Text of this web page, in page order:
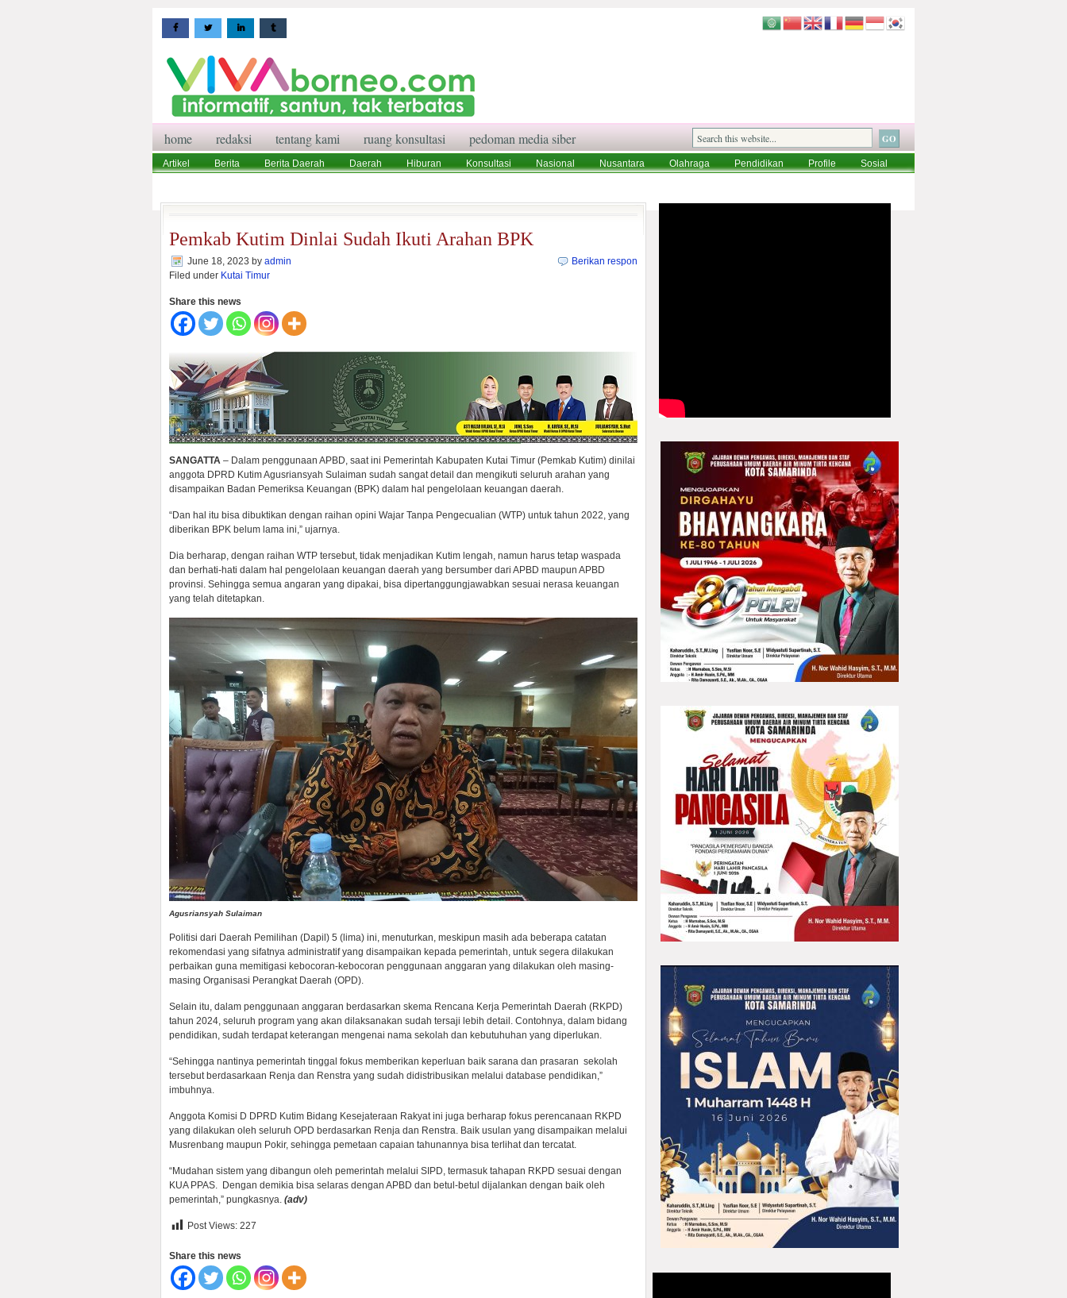
home redaksi tentang kami ruang konsultasi pedoman media siber
Artikel Berita Berita Daerah Daerah Hiburan Konsultasi Nasional Nusantara Olahraga Pendidikan Profile
Sosial
Pemkab Kutim Dinlai Sudah Ikuti Arahan BPK
June 18, 2023 by admin
Filed under Kutai Timur
Berikan respon
Share this news
SANGATTA – Dalam penggunaan APBD, saat ini Pemerintah Kabupaten Kutai Timur (Pemkab Kutim) dinilai
anggota DPRD Kutim Agusriansyah Sulaiman sudah sangat detail dan mengikuti seluruh arahan yang
disampaikan Badan Pemeriksa Keuangan (BPK) dalam hal pengelolaan keuangan daerah.
“Dan hal itu bisa dibuktikan dengan raihan opini Wajar Tanpa Pengecualian (WTP) untuk tahun 2022, yang
diberikan BPK belum lama ini,” ujarnya.
Dia berharap, dengan raihan WTP tersebut, tidak menjadikan Kutim lengah, namun harus tetap waspada
dan berhati-hati dalam hal pengelolaan keuangan daerah yang bersumber dari APBD maupun APBD
provinsi. Sehingga semua angaran yang dipakai, bisa dipertanggungjawabkan sesuai nerasa keuangan
yang telah ditetapkan.
Agusriansyah Sulaiman
Politisi dari Daerah Pemilihan (Dapil) 5 (lima) ini, menuturkan, meskipun masih ada beberapa catatan
rekomendasi yang sifatnya administratif yang disampaikan kepada pemerintah, untuk segera dilakukan
perbaikan guna memitigasi kebocoran-kebocoran penggunaan anggaran yang dilakukan oleh masing-
masing Organisasi Perangkat Daerah (OPD).
Selain itu, dalam penggunaan anggaran berdasarkan skema Rencana Kerja Pemerintah Daerah (RKPD)
tahun 2024, seluruh program yang akan dilaksanakan sudah tersaji lebih detail. Contohnya, dalam bidang
pendidikan, sudah terdapat keterangan mengenai nama sekolah dan kebutuhuhan yang diperlukan.
“Sehingga nantinya pemerintah tinggal fokus memberikan keperluan baik sarana dan prasaran sekolah
tersebut berdasarkaan Renja dan Renstra yang sudah didistribusikan melalui database pendidikan,”
imbuhnya.
Anggota Komisi D DPRD Kutim Bidang Kesejateraan Rakyat ini juga berharap fokus perencanaan RKPD
yang dilakukan oleh seluruh OPD berdasarkan Renja dan Renstra. Baik usulan yang disampaikan melalui
Musrenbang maupun Pokir, sehingga pemetaan capaian tahunannya bisa terlihat dan tercatat.
“Mudahan sistem yang dibangun oleh pemerintah melalui SIPD, termasuk tahapan RKPD sesuai dengan
KUA PPAS. Dengan demikia bisa selaras dengan APBD dan betul-betul dijalankan dengan baik oleh
pemerintah,” pungkasnya. (adv)
Post Views: 227
Share this news